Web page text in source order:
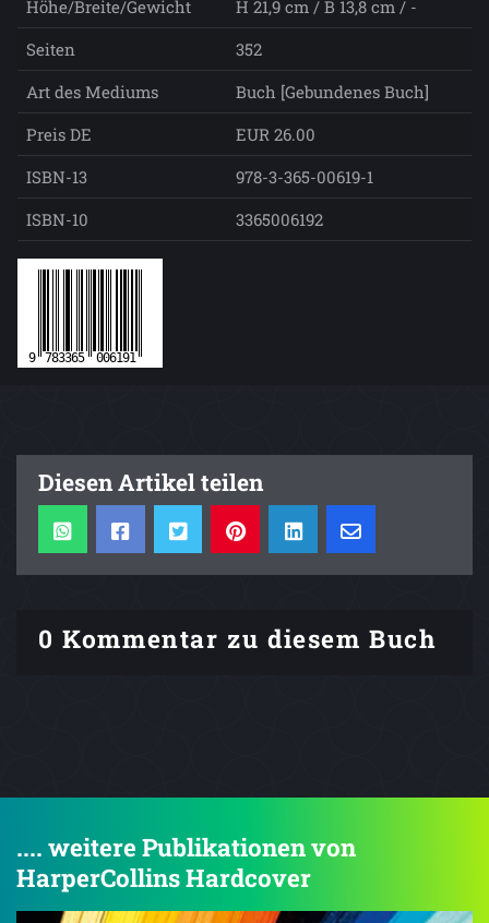
Höhe/Breite/Gewicht
H 21,9 cm / B 13,8 cm / -
Seiten
352
Art des Mediums
Buch [Gebundenes Buch]
Preis DE
EUR 26.00
ISBN-13
978-3-365-00619-1
ISBN-10
3365006192
Diesen Artikel teilen
0 Kommentar zu diesem Buch
.... weitere Publikationen von
HarperCollins Hardcover